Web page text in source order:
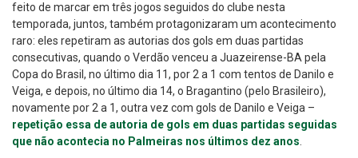
feito de marcar em três jogos seguidos do clube nesta
temporada, juntos, também protagonizaram um acontecimento
raro: eles repetiram as autorias dos gols em duas partidas
consecutivas, quando o Verdão venceu a Juazeirense-BA pela
Copa do Brasil, no último dia 11, por 2 a 1 com tentos de Danilo e
Veiga, e depois, no último dia 14, o Bragantino (pelo Brasileiro),
novamente por 2 a 1, outra vez com gols de Danilo e Veiga –
repetição essa de autoria de gols em duas partidas seguidas
que não acontecia no Palmeiras nos últimos dez anos